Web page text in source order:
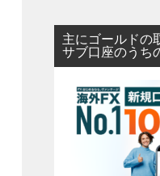
主にゴールドの
サブ口座のうち